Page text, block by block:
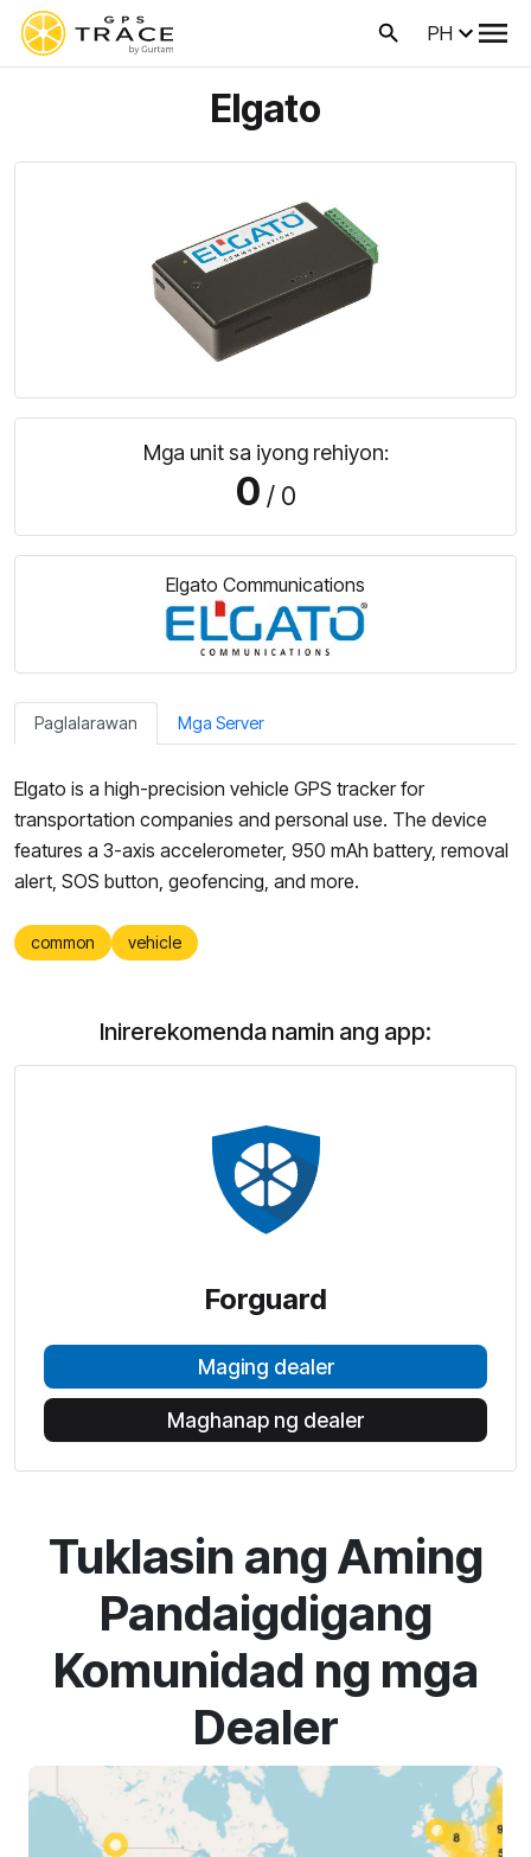
PH
Elgato
Mga unit sa iyong rehiyon:
0 / 0
Elgato Communications
Paglalarawan Mga Server
Elgato is a high-precision vehicle GPS tracker for
transportation companies and personal use. The device
features a 3-axis accelerometer, 950 mAh battery, removal
alert, SOS button, geofencing, and more.
common vehicle
Inirerekomenda namin ang app:
Forguard
Maging dealer
Maghanap ng dealer
Tuklasin ang Aming
Pandaigdigang
Komunidad ng mga
Dealer